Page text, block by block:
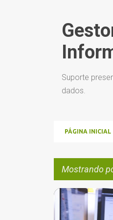
Suporte
dados.
PÁGINA INICIAL
Mostrando
P
BLOG